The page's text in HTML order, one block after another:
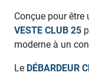
Conçue pour être
VESTE CLUB 25
moderne à un
Le DÉBARDEUR